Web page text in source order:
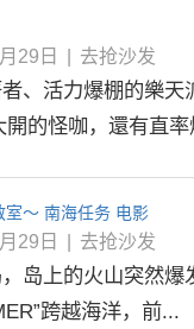
29日 去抢沙发
、活力爆棚的樂天
的怪咖，還有直
～ 南海任务 电影
29日 去抢沙发
岛上的火山突然爆
跨越海洋，前...